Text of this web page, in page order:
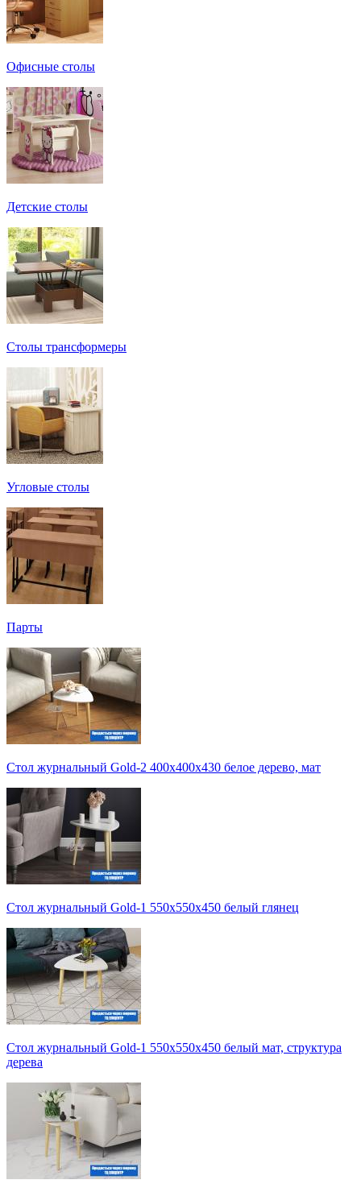
Офисные столы
Детские столы
Столы трансформеры
Угловые столы
Парты
Стол журнальный Gold-2 400х400х430 белое дерево, мат
Стол журнальный Gold-1 550х550х450 белый глянец
Стол журнальный Gold-1 550х550х450 белый мат, структура
дерева